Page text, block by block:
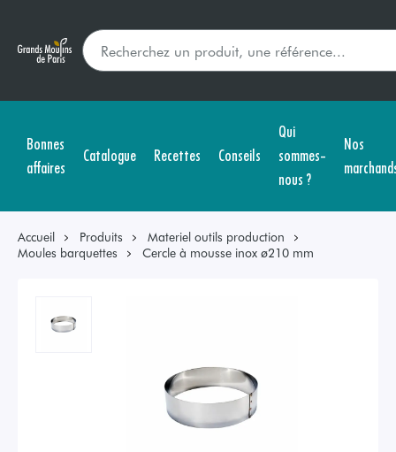
Bonnes
affaires
Catalogue Recettes Conseils
Qui
sommes-
nous ?
Nos
Accueil Produits
Materiel outils production
Moules barquettes
Cercle à mousse inox ø210 mm